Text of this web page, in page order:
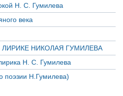
Н. С. Гумилева
века
НИКОЛАЯ ГУМИЛЕВА
Н. С. Гумилева
поэзии Н.Гумилева)